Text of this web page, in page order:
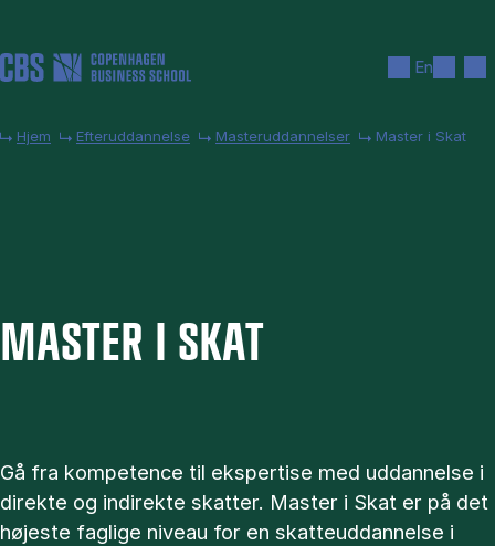
En
Hjem Efteruddannelse Masteruddannelser Master i Skat
MA­STER I SKAT
Gå fra kompetence til ekspertise med uddannelse i
direkte og indirekte skatter. Master i Skat er på det
højeste faglige niveau for en skatteuddannelse i